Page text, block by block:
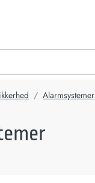
Alarmsystemer